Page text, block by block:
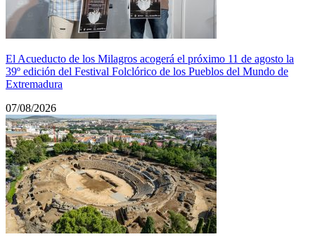
El Acueducto de los Milagros acogerá el próximo 11 de agosto la
39º edición del Festival Folclórico de los Pueblos del Mundo de
Extremadura
07/08/2026